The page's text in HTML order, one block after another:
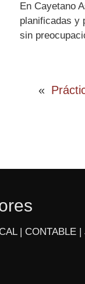
En Cayetano
planificadas y
sin
«
| CONTABLE